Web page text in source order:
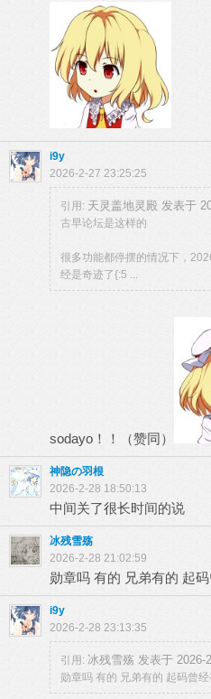
i9y
2026-2-27 23:25:25
引用: 天灵盖地灵殿 发表于
古早论坛是这样的
很多功能都停摆的情况下，
经是奇迹了{:5 ...
sodayo！！（赞同）
神隐の羽根
2026-2-28 18:50:13
中间关了很长时间的说
冰残雪殇
2026-2-28 21:02:59
勋章吗 有的 兄弟有的 起
i9y
2026-2-28 23:13:35
引用: 冰残雪殇 发表于 2026-
勋章吗 有的 兄弟有的 起码曾经